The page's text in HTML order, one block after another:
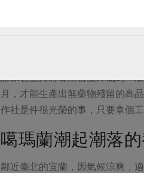
游原智堅持將養殖密度降低到一
月，才能生產出無藥物殘留的高
作社是件很光榮的事，只要拿個工
噶瑪蘭潮起潮落
鄰近臺北的宜蘭，因氣候涼爽，